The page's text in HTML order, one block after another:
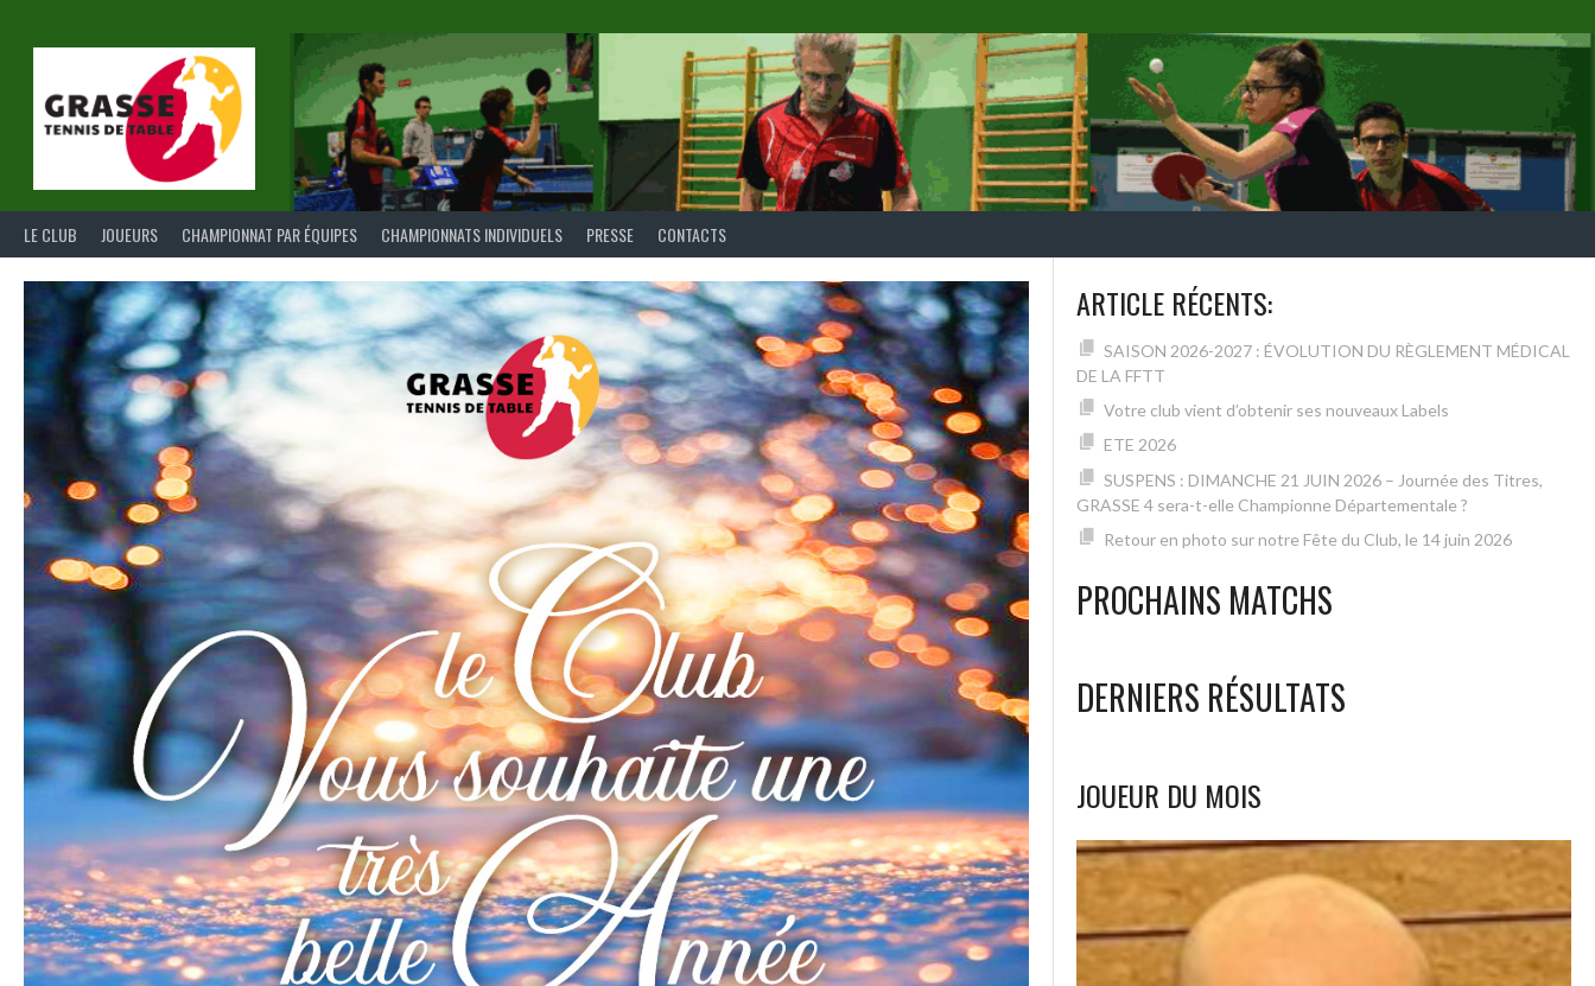
LE CLUB JOUEURS CHAMPIONNAT PAR ÉQUIPES CHAMPIONNATS INDIVIDUELS PRESSE CONTACTS
ARTICLE RÉCENTS:
SAISON 2026-2027 : ÉVOLUTION DU RÈGLEMENT MÉDICAL
DE LA FFTT
Votre club vient d’obtenir ses nouveaux Labels
ETE 2026
SUSPENS : DIMANCHE 21 JUIN 2026 – Journée des Titres,
GRASSE 4 sera-t-elle Championne Départementale ?
Retour en photo sur notre Fête du Club, le 14 juin 2026
PROCHAINS MATCHS
DERNIERS RÉSULTATS
JOUEUR DU MOIS